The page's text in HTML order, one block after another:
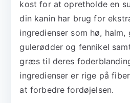
kost for at opretholde en
din kanin har brug for
ingredienser som hø, halm,
gulerødder og fennikel
græs til deres
ingredienser er rige på
at forbedre fordøjelsen.